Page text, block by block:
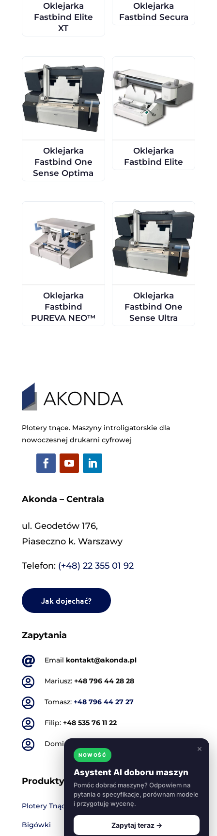
Oklejarka
Fastbind Elite
XT
Oklejarka
Fastbind Secura
Oklejarka
Fastbind One
Sense Optima
Oklejarka
Fastbind Elite
Oklejarka
Fastbind
PUREVA NEO™
Oklejarka
Fastbind One
Sense Ultra
Plotery tnące. Maszyny introligatorskie dla
nowoczesnej drukarni cyfrowej
Akonda – Centrala
ul. Geodetów 176,
Piaseczno k. Warszawy
Telefon: (+48) 22 355 01 92
Jak dojechać?
Zapytania
 Email kontakt@akonda.pl
 Mariusz: +48 796 44 28 28
 Tomasz: +48 796 44 27 27
 Filip: +48 535 76 11 22
 Dominik:
Produkty
Plotery Tnące
Bigówki
×
NOWOŚĆ
Asystent AI doboru maszyn
Pomóc dobrać maszynę? Odpowiem na
pytania o specyfikacje, porównam modele
i przygotuję wycenę.
Zapytaj teraz →